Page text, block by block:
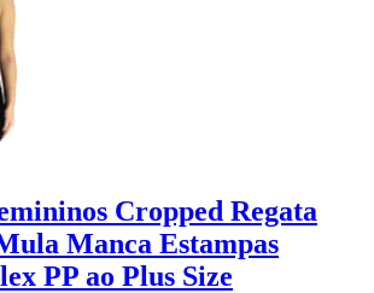
Cropped Regata
Manca Estampas
PP ao Plus Size